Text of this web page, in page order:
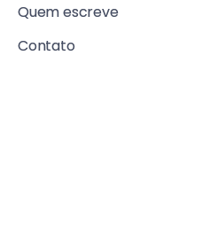
Quem escreve
Contato